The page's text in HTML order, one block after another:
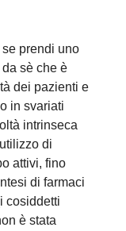
prendi uno
sè che è
dei pazienti e
in svariati
intrinseca
di
attivi, fino
di farmaci
cosiddetti
è stata